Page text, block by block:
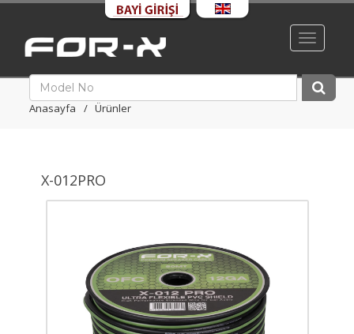
Toggle
Anasayfa Ürünler
X-012PRO